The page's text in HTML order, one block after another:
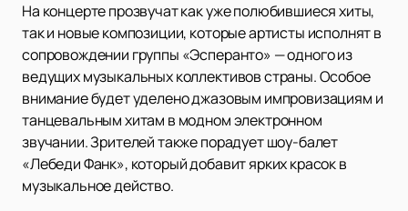
На концерте прозвучат как уже полюбившиеся хиты,
так и новые композиции, которые артисты исполнят в
сопровождении группы «Эсперанто» — одного из
ведущих музыкальных коллективов страны. Особое
внимание будет уделено джазовым импровизациям и
танцевальным хитам в модном электронном
звучании. Зрителей также порадует шоу-балет
«Лебеди Фанк», который добавит ярких красок в
музыкальное действо.